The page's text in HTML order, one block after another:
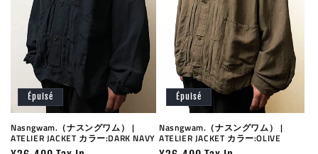
Épuisé
Nasngwam.（ナスングワム） |
ATELIER JACKET カラー:DARK NAVY
Épuisé
Nasngwam.（ナスングワム） |
ATELIER JACKET カラー:OLIVE